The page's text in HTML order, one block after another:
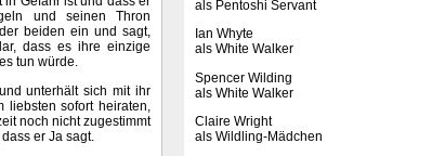
und seinen Thron
beiden ein und sagt,
dass es ihre einzige
tun würde.
unterhält sich mit ihr
sofort heiraten,
noch nicht zugestimmt
er Ja sagt.
als Pentoshi Servant
Ian Whyte
als White Walker
Spencer Wilding
als White Walker
Claire Wright
als Wildling-Mädchen